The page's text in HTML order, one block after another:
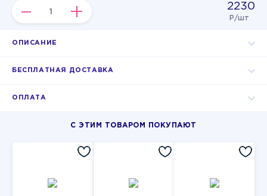
– + 2230
Р/шт
ОПИСАНИЕ
БЕСПЛАТНАЯ ДОСТАВКА
ОПЛАТА
С ЭТИМ ТОВАРОМ ПОКУПАЮТ